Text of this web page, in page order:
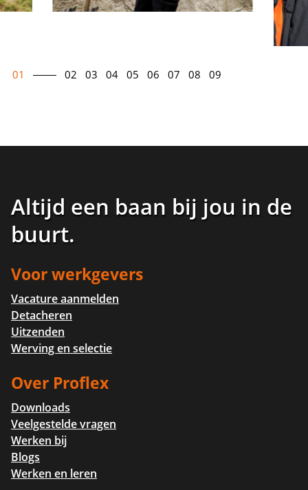
01 02 03 04 05 06 07 08 09
Altijd een baan bij jou in de
buurt.
Voor werkgevers
Vacature aanmelden
Detacheren
Uitzenden
Werving en selectie
Over Proflex
Downloads
Veelgestelde vragen
Werken bij
Blogs
Werken en leren